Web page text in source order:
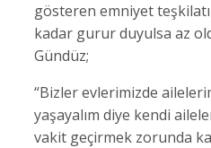
gösteren emniyet
kadar gurur duyulsa az
Gündüz;
“Bizler evlerimizde
yaşayalım diye kendi
vakit geçirmek zorunda